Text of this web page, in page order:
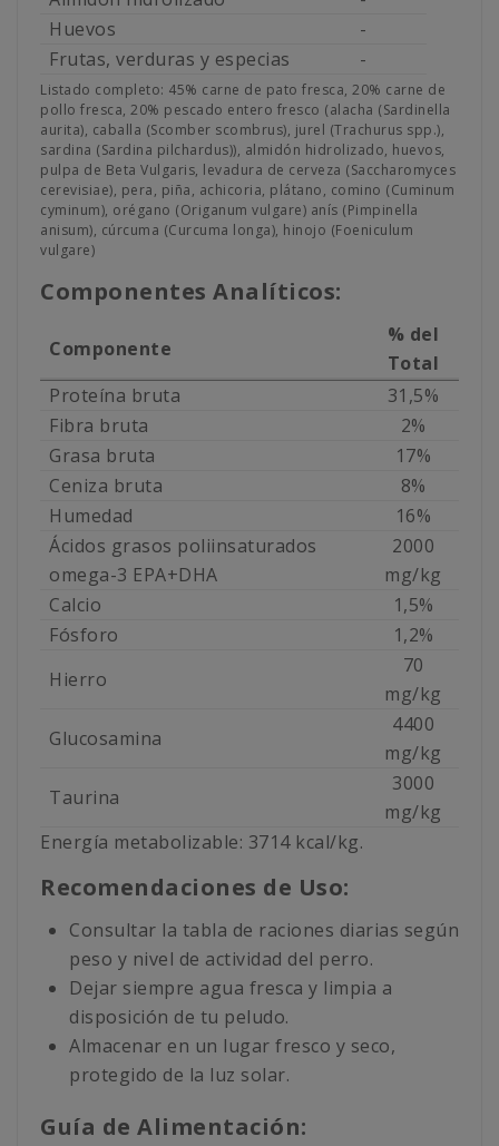
Huevos
-
Frutas, verduras y especias
-
Listado completo: 45% carne de pato fresca, 20% carne de
pollo fresca, 20% pescado entero fresco (alacha (Sardinella
aurita), caballa (Scomber scombrus), jurel (Trachurus spp.),
sardina (Sardina pilchardus)), almidón hidrolizado, huevos,
pulpa de Beta Vulgaris, levadura de cerveza (Saccharomyces
cerevisiae), pera, piña, achicoria, plátano, comino (Cuminum
cyminum), orégano (Origanum vulgare) anís (Pimpinella
anisum), cúrcuma (Curcuma longa), hinojo (Foeniculum
vulgare)
Componentes Analíticos:
Componente
% del
Total
Proteína bruta
31,5%
Fibra bruta
2%
Grasa bruta
17%
Ceniza bruta
8%
Humedad
16%
Ácidos grasos poliinsaturados
omega-3 EPA+DHA
2000
mg/kg
Calcio
1,5%
Fósforo
1,2%
Hierro
70
mg/kg
Glucosamina
4400
mg/kg
Taurina
3000
mg/kg
Energía metabolizable: 3714 kcal/kg.
Recomendaciones de Uso:
Consultar la tabla de raciones diarias según
peso y nivel de actividad del perro.
Dejar siempre agua fresca y limpia a
disposición de tu peludo.
Almacenar en un lugar fresco y seco,
protegido de la luz solar.
Guía de Alimentación: